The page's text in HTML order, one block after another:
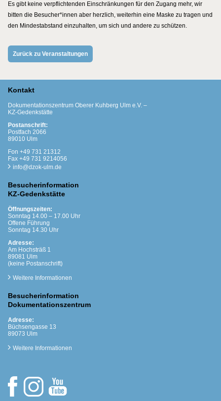
Es gibt keine verpflichtenden Einschränkungen für den Zugang mehr, wir
bitten die Besucher*innen aber herzlich, weiterhin eine Maske zu tragen und
den Mindestabstand einzuhalten, um sich und andere zu schützen.
Zurück zu Veranstaltungen
Kontakt
Dokumentationszentrum Oberer Kuhberg Ulm e.V. –
KZ-Gedenkstätte
Postanschrift:
Postfach 2066
89010 Ulm
Fon +49 731 21312
Fax +49 731 9214056
info@dzok-ulm.de
Besucherinformation
KZ-Gedenkstätte
Öffnungszeiten:
Sonntag 14.00 – 17.00 Uhr
Offene Führung
Sonntag 14.30 Uhr
Adresse:
Am Hochsträß 1
89081 Ulm
(keine Postanschrift)
Weitere Informationen
Besucherinformation
Dokumentationszentrum
Adresse:
Büchsengasse 13
89073 Ulm
Weitere Informationen